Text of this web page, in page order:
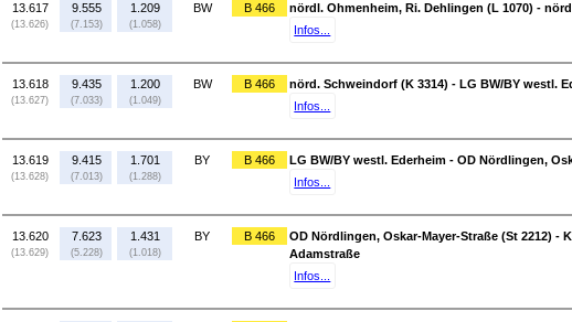
13.617
(13.626)
9.555
(7.153)
1.209
(1.058)
BW B 466
nördl. Ohmenheim, Ri. Dehlingen (L 1070) -
Infos...
13.618
(13.627)
9.435
(7.033)
1.200
(1.049)
BW B 466
nörd. Schweindorf (K 3314) - LG BW/BY westl.
Infos...
13.619
(13.628)
9.415
(7.013)
1.701
(1.288)
BY B 466
LG BW/BY westl. Ederheim - OD Nördlingen,
Infos...
13.620
(13.629)
7.623
(5.228)
1.431
(1.018)
BY B 466
OD Nördlingen, Oskar-Mayer-Straße (St 2212) -
Adamstraße
Infos...